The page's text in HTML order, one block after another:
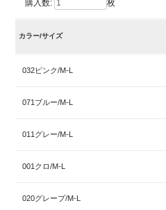
購入数: 枚
カラー/サイズ
032ピンク/M-L
071ブルー/M-L
011グレー/M-L
001クロ/M-L
020グレープ/M-L